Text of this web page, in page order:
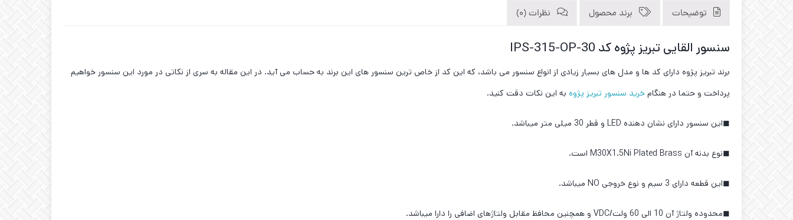
توضیحات برند محصول نظرات (0)
سنسور القایی تبریز پژوه کد IPS-315-OP-30
برند تبریز پژوه دارای کد ها و مدل های بسیار زیادی از انواع سنسور می باشد، که این کد از خاص ترین سنسور های این برند به حساب می آید. در این مقاله به سری از نکاتی در مورد این سنسور خواهیم
پرداخت و حتما در هنگام خرید سنسور تبریز پژوه به این نکات دقت کنید.
◼این سنسور دارای نشان دهنده LED و قطر 30 میلی متر میباشد.
◼نوع بدنه آن M30X1.5Ni Plated Brass است.
◼این قطعه دارای 3 سیم و نوع خروجی NO میباشد.
◼محدوده ولتاژ آن 10 الی 60 ولت/VDC و همچنین محافظ مقابل ولتاژهای اضافی را دارا میباشد.